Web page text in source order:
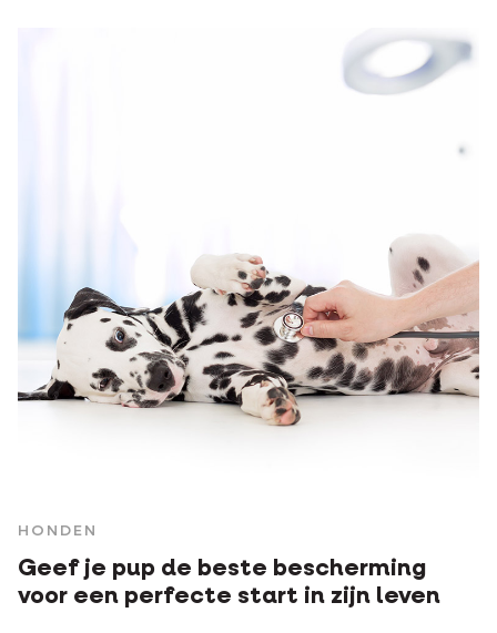
HONDEN
Geef je pup de beste bescherming
voor een perfecte start in zijn leven